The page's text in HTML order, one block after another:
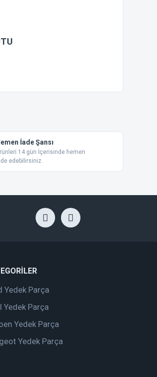
İade Şansı
14 gün İçerisinde hemen
edebilirsiniz.
Yedek Parça
Yedek Parça
Yedek Parça
Yedek Parça